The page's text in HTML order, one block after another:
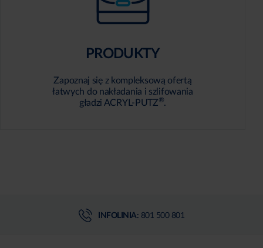
PRODUKTY
Zapoznaj się z kompleksową ofertą
łatwych do nakładania i szlifowania
gładzi ACRYL-PUTZ®.
INFOLINIA: 801 500 801